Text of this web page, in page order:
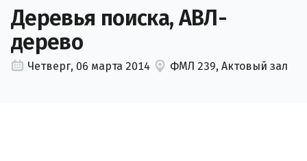
Деревья поиска, АВЛ-
дерево
Четверг, 06 марта 2014 ФМЛ 239, Актовый зал